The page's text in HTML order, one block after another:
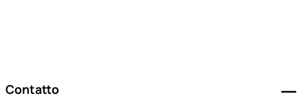
Contatto